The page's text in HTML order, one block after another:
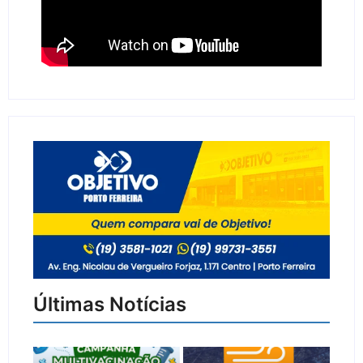
Últimas Notícias